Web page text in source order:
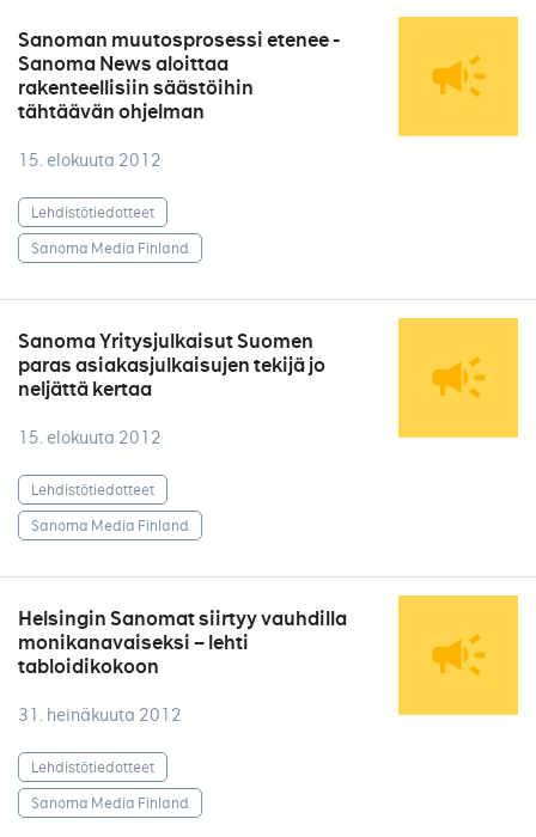
Sanoman muutosprosessi etenee -
Sanoma News aloittaa
rakenteellisiin säästöihin
tähtäävän ohjelman
15. elokuuta 2012
Lehdistötiedotteet
Sanoma Media Finland
Sanoma Yritysjulkaisut Suomen
paras asiakasjulkaisujen tekijä jo
neljättä kertaa
15. elokuuta 2012
Lehdistötiedotteet
Sanoma Media Finland
Helsingin Sanomat siirtyy vauhdilla
monikanavaiseksi – lehti
tabloidikokoon
31. heinäkuuta 2012
Lehdistötiedotteet
Sanoma Media Finland